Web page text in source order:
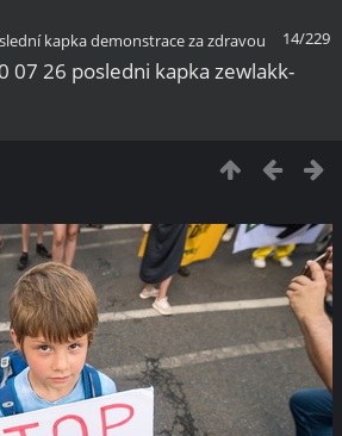
14/229
kapka demonstrace za zdravou
07 26 posledni kapka zewlakk-